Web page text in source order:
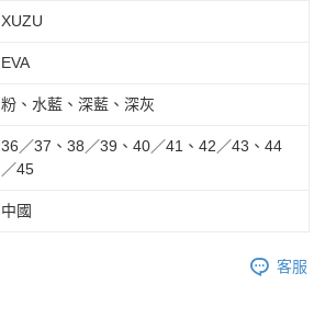
XUZU
EVA
粉、水藍、深藍、深灰
36／37、38／39、40／41、42／43、44
／45
中國
客服